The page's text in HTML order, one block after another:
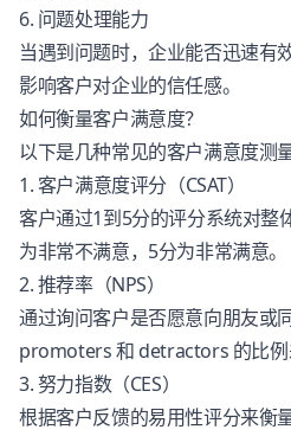
6. 问题处理能力
当遇到问题时，企业能否迅速有
影响客户对企业的信任感。
如何衡量客户满意度？
以下是几种常见的客户满意度测量
1. 客户满意度评分（CSAT）
客户通过1到5分的评分系统对整
为非常不满意，5分为非常满意。
2. 推荐率（NPS）
通过询问客户是否愿意向朋友或
promoters 和 detractors 的比例
3. 努力指数（CES）
根据客户反馈的易用性评分来衡